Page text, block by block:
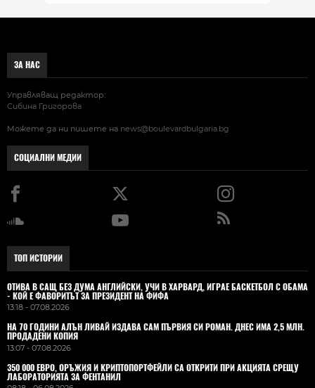
ЗА НАС
Управляващ редактор:
Сибина Григорова
Можете да ни пишете на news@boulevardbulgaria.bg
СОЦИАЛНИ МЕДИИ
ТОП ИСТОРИИ
ОТИВА В САЩ БЕЗ ДУМА АНГЛИЙСКИ, УЧИ В ХАРВАРД, ИГРАЕ БАСКЕТБОЛ С ОБАМА
- КОЙ Е ФАВОРИТЪТ ЗА ПРЕЗИДЕНТ НА ФИФА
13:18 - 07.08.2026
НА 70 ГОДИНИ АЛЪН ЛИВАЙ ИЗДАВА САМ ПЪРВИЯ СИ РОМАН. ДНЕС ИМА 2,5 МЛН.
ПРОДАДЕНИ КОПИЯ
13:07 - 07.08.2026
350 000 ЕВРО, ОРЪЖИЯ И КРИПТОПОРТФЕЙЛИ СА ОТКРИТИ ПРИ АКЦИЯТА СРЕЩУ
ЛАБОРАТОРИЯТА ЗА ФЕНТАНИЛ